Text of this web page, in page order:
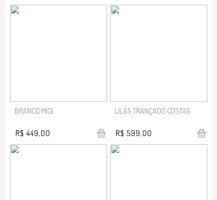
BRANCO MIDI
R$ 449,00
LILÁS TRANÇADO COSTAS
R$ 599,00